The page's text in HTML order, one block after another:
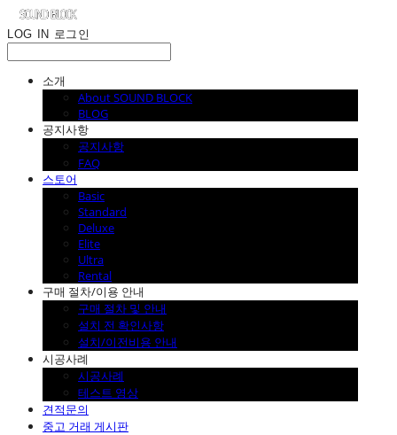
LOG IN 로그인
소개
About SOUND BLOCK
BLOG
공지사항
공지사항
FAQ
스토어
Basic
Standard
Deluxe
Elite
Ultra
Rental
구매 절차/이용 안내
구매 절차 및 안내
설치 전 확인사항
설치/이전비용 안내
시공사례
시공사례
테스트 영상
견적문의
중고 거래 게시판